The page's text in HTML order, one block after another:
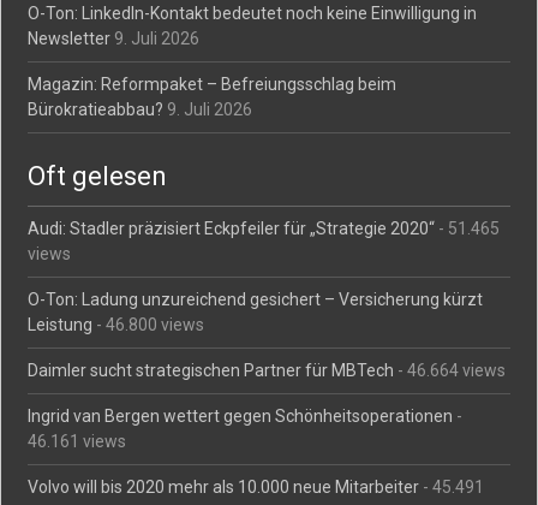
O-Ton: LinkedIn-Kontakt bedeutet noch keine Einwilligung in
Newsletter 9. Juli 2026
Magazin: Reformpaket – Befreiungsschlag beim
Bürokratieabbau? 9. Juli 2026
Oft gelesen
Audi: Stadler präzisiert Eckpfeiler für „Strategie 2020“ - 51.465
views
O-Ton: Ladung unzureichend gesichert – Versicherung kürzt
Leistung - 46.800 views
Daimler sucht strategischen Partner für MBTech - 46.664 views
Ingrid van Bergen wettert gegen Schönheitsoperationen -
46.161 views
Volvo will bis 2020 mehr als 10.000 neue Mitarbeiter - 45.491